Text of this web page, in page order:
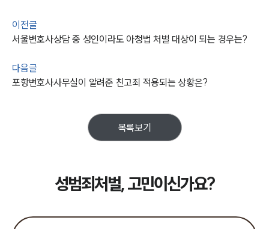
팀소개
이전글
서울변호사상담 중 성인이라도 아청법 처벌 대상이 되는 경우는?
다음글
포항변호사사무실이 알려준 친고죄 적용되는 상황은?
목록보기
성범죄처벌, 고민이신가요?